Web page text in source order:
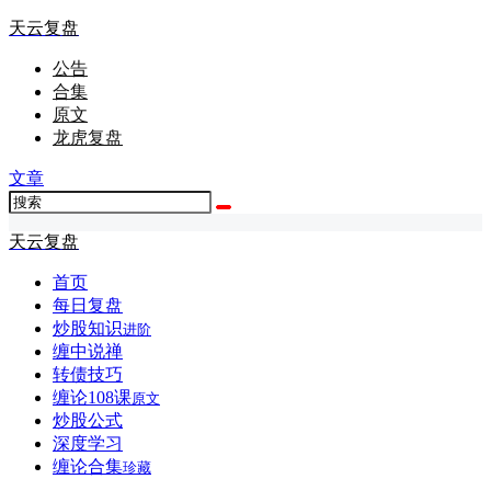
天云复盘
公告
合集
原文
龙虎复盘
文章
天云复盘
首页
每日复盘
炒股知识进阶
缠中说禅
转债技巧
缠论108课原文
炒股公式
深度学习
缠论合集珍藏